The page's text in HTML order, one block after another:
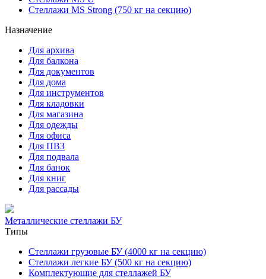
Стеллажи MS Strong (750 кг на секцию)
Назначение
Для архива
Для балкона
Для документов
Для дома
Для инструментов
Для кладовки
Для магазина
Для одежды
Для офиса
Для ПВЗ
Для подвала
Для банок
Для книг
Для рассады
Металлические стеллажи БУ
Типы
Стеллажи грузовые БУ (4000 кг на секцию)
Стеллажи легкие БУ (500 кг на секцию)
Комплектующие для стеллажей БУ